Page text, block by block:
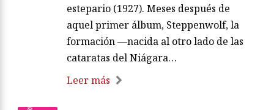
estepario (1927). Meses después de
aquel primer álbum, Steppenwolf, la
formación —nacida al otro lado de las
cataratas del Niágara…
Leer más